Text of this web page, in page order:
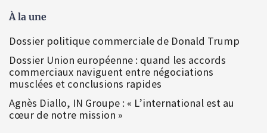
À la une
Dossier politique commerciale de Donald Trump
Dossier Union européenne : quand les accords
commerciaux naviguent entre négociations
musclées et conclusions rapides
Agnès Diallo, IN Groupe : « L’international est au
cœur de notre mission »